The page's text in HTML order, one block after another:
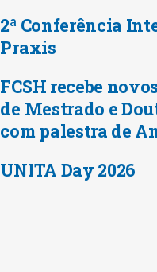
2ª Conferência
Praxis
FCSH recebe
de Mestrado e
com palestra de
UNITA Day 2026